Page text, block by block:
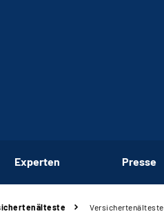
Experten Presse
Versichertenälteste